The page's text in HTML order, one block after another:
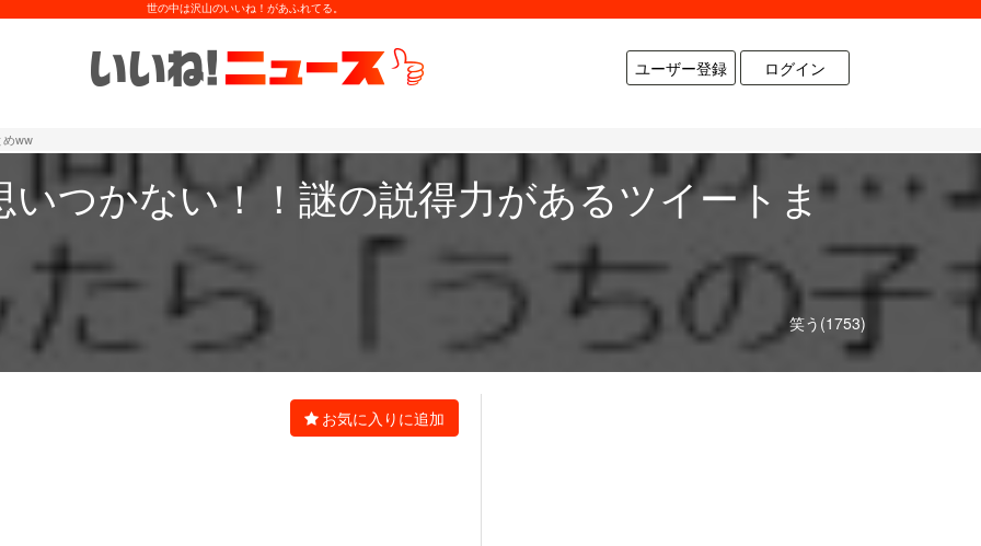
世の中は沢山のいいね！があふれてる。
ユーザー登録 ログイン
めww
いつかない！！謎の説得力があるツイートま
笑う(1753)
お気に入りに追加